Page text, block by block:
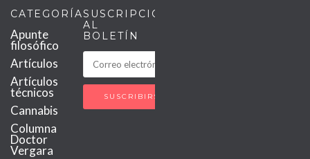
CATEGORÍAS
Apunte
filosófico
Artículos
Artículos
técnicos
Cannabis
Columna
Doctor
Vergara
SUSCRIPCIÓN
AL
BOLETÍN